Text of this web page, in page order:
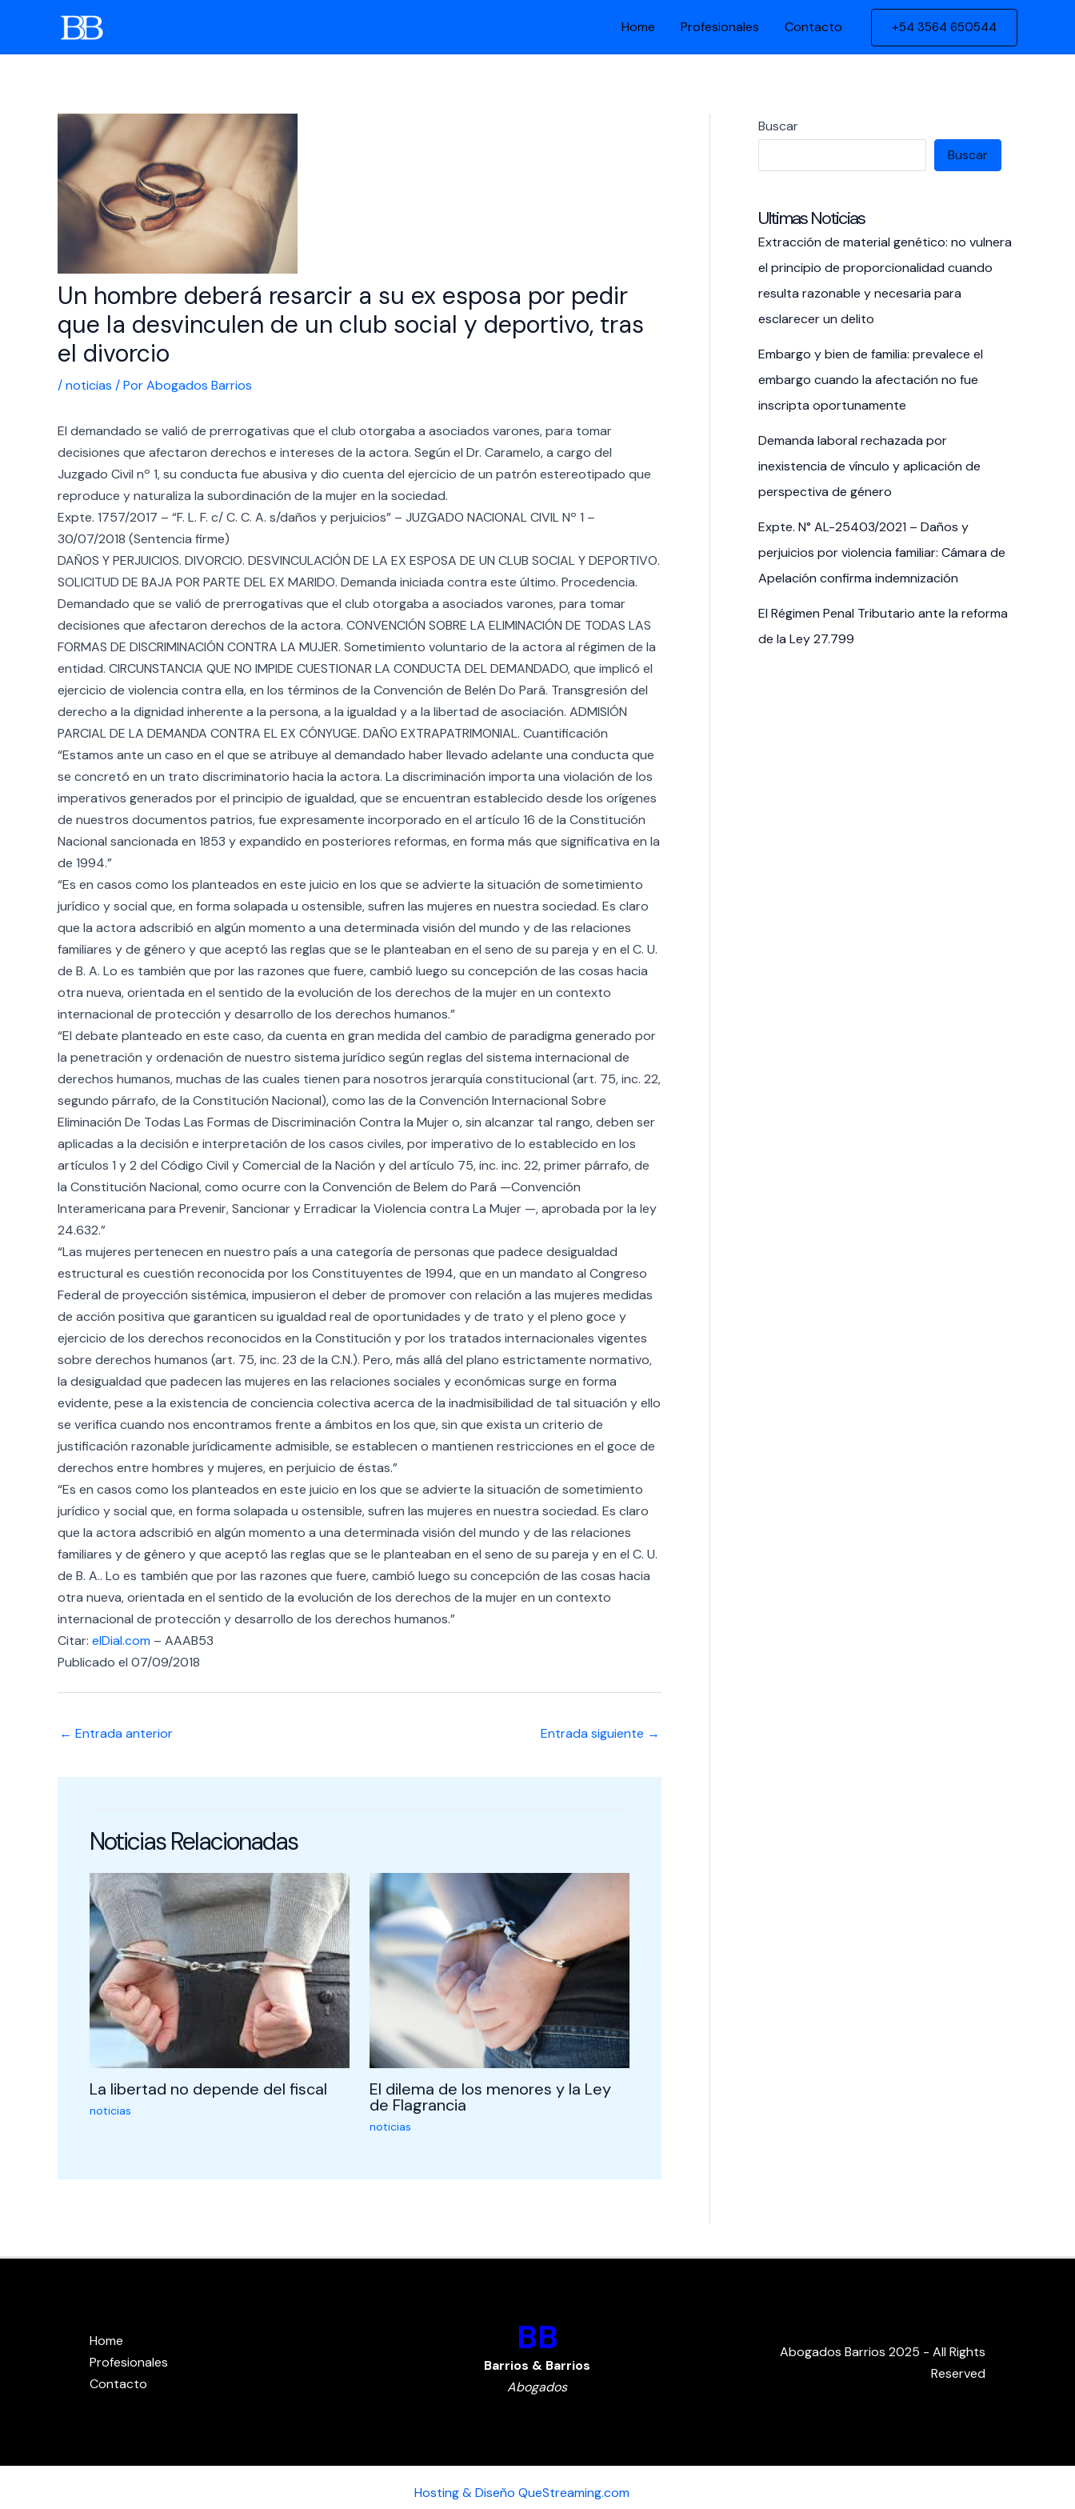
contenido
Home Profesionales Contacto +54 3564 650544
Un hombre deberá resarcir a su ex esposa por pedir
que la desvinculen de un club social y deportivo, tras
el divorcio
/noticias / PorAbogados Barrios
El demandado se valió de prerrogativas que el club otorgaba a asociados varones, para tomar
decisiones que afectaron derechos e intereses de la actora. Según el Dr. Caramelo, a cargo del
Juzgado Civil nº 1, su conducta fue abusiva y dio cuenta del ejercicio de un patrón estereotipado que
reproduce y naturaliza la subordinación de la mujer en la sociedad.
Expte. 1757/2017 – “F. L. F. c/ C. C. A. s/daños y perjuicios” – JUZGADO NACIONAL CIVIL Nº 1 –
30/07/2018 (Sentencia firme)
DAÑOS Y PERJUICIOS. DIVORCIO. DESVINCULACIÓN DE LA EX ESPOSA DE UN CLUB SOCIAL Y DEPORTIVO.
SOLICITUD DE BAJA POR PARTE DEL EX MARIDO. Demanda iniciada contra este último. Procedencia.
Demandado que se valió de prerrogativas que el club otorgaba a asociados varones, para tomar
decisiones que afectaron derechos de la actora. CONVENCIÓN SOBRE LA ELIMINACIÓN DE TODAS LAS
FORMAS DE DISCRIMINACIÓN CONTRA LA MUJER. Sometimiento voluntario de la actora al régimen de la
entidad. CIRCUNSTANCIA QUE NO IMPIDE CUESTIONAR LA CONDUCTA DEL DEMANDADO, que implicó el
ejercicio de violencia contra ella, en los términos de la Convención de Belén Do Pará. Transgresión del
derecho a la dignidad inherente a la persona, a la igualdad y a la libertad de asociación. ADMISIÓN
PARCIAL DE LA DEMANDA CONTRA EL EX CÓNYUGE. DAÑO EXTRAPATRIMONIAL. Cuantificación
“Estamos ante un caso en el que se atribuye al demandado haber llevado adelante una conducta que
se concretó en un trato discriminatorio hacia la actora. La discriminación importa una violación de los
imperativos generados por el principio de igualdad, que se encuentran establecido desde los orígenes
de nuestros documentos patrios, fue expresamente incorporado en el artículo 16 de la Constitución
Nacional sancionada en 1853 y expandido en posteriores reformas, en forma más que significativa en la
de 1994.”
“Es en casos como los planteados en este juicio en los que se advierte la situación de sometimiento
jurídico y social que, en forma solapada u ostensible, sufren las mujeres en nuestra sociedad. Es claro
que la actora adscribió en algún momento a una determinada visión del mundo y de las relaciones
familiares y de género y que aceptó las reglas que se le planteaban en el seno de su pareja y en el C. U.
de B. A. Lo es también que por las razones que fuere, cambió luego su concepción de las cosas hacia
otra nueva, orientada en el sentido de la evolución de los derechos de la mujer en un contexto
internacional de protección y desarrollo de los derechos humanos.”
“El debate planteado en este caso, da cuenta en gran medida del cambio de paradigma generado por
la penetración y ordenación de nuestro sistema jurídico según reglas del sistema internacional de
derechos humanos, muchas de las cuales tienen para nosotros jerarquía constitucional (art. 75, inc. 22,
segundo párrafo, de la Constitución Nacional), como las de la Convención Internacional Sobre
Eliminación De Todas Las Formas de Discriminación Contra la Mujer o, sin alcanzar tal rango, deben ser
aplicadas a la decisión e interpretación de los casos civiles, por imperativo de lo establecido en los
artículos 1 y 2 del Código Civil y Comercial de la Nación y del artículo 75, inc. inc. 22, primer párrafo, de
la Constitución Nacional, como ocurre con la Convención de Belem do Pará —Convención
Interamericana para Prevenir, Sancionar y Erradicar la Violencia contra La Mujer —, aprobada por la ley
24.632.”
“Las mujeres pertenecen en nuestro país a una categoría de personas que padece desigualdad
estructural es cuestión reconocida por los Constituyentes de 1994, que en un mandato al Congreso
Federal de proyección sistémica, impusieron el deber de promover con relación a las mujeres medidas
de acción positiva que garanticen su igualdad real de oportunidades y de trato y el pleno goce y
ejercicio de los derechos reconocidos en la Constitución y por los tratados internacionales vigentes
sobre derechos humanos (art. 75, inc. 23 de la C.N.). Pero, más allá del plano estrictamente normativo,
la desigualdad que padecen las mujeres en las relaciones sociales y económicas surge en forma
evidente, pese a la existencia de conciencia colectiva acerca de la inadmisibilidad de tal situación y ello
se verifica cuando nos encontramos frente a ámbitos en los que, sin que exista un criterio de
justificación razonable jurídicamente admisible, se establecen o mantienen restricciones en el goce de
derechos entre hombres y mujeres, en perjuicio de éstas.”
“Es en casos como los planteados en este juicio en los que se advierte la situación de sometimiento
jurídico y social que, en forma solapada u ostensible, sufren las mujeres en nuestra sociedad. Es claro
que la actora adscribió en algún momento a una determinada visión del mundo y de las relaciones
familiares y de género y que aceptó las reglas que se le planteaban en el seno de su pareja y en el C. U.
de B. A.. Lo es también que por las razones que fuere, cambió luego su concepción de las cosas hacia
otra nueva, orientada en el sentido de la evolución de los derechos de la mujer en un contexto
internacional de protección y desarrollo de los derechos humanos.”
Citar: elDial.com – AAAB53
Publicado el 07/09/2018
← Entrada anterior Entrada siguiente →
Noticias Relacionadas
La libertad no depende del fiscal
noticias
El dilema de los menores y la Ley
de Flagrancia
noticias
Buscar
Buscar
Ultimas Noticias
Extracción de material genético: no vulnera
el principio de proporcionalidad cuando
resulta razonable y necesaria para
esclarecer un delito
Embargo y bien de familia: prevalece el
embargo cuando la afectación no fue
inscripta oportunamente
Demanda laboral rechazada por
inexistencia de vínculo y aplicación de
perspectiva de género
Expte. N° AL-25403/2021 – Daños y
perjuicios por violencia familiar: Cámara de
Apelación confirma indemnización
El Régimen Penal Tributario ante la reforma
de la Ley 27.799
Home
Profesionales
Contacto
BB
Barrios & Barrios
Abogados
Abogados Barrios 2025 - All Rights
Reserved
Hosting & Diseño QueStreaming.com